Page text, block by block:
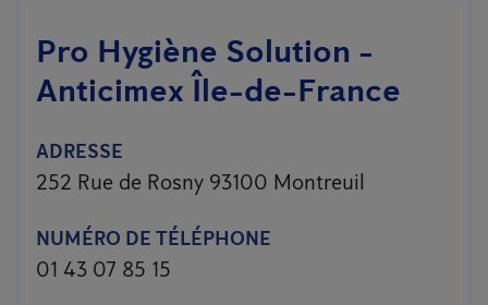
Pro Hygiène Solution -
Anticimex Île-de-France
ADRESSE
252 Rue de Rosny 93100 Montreuil
NUMÉRO DE TÉLÉPHONE
01 43 07 85 15